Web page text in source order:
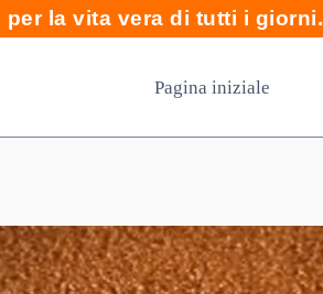
la vita vera di tutti i giorni.
Pagina iniziale